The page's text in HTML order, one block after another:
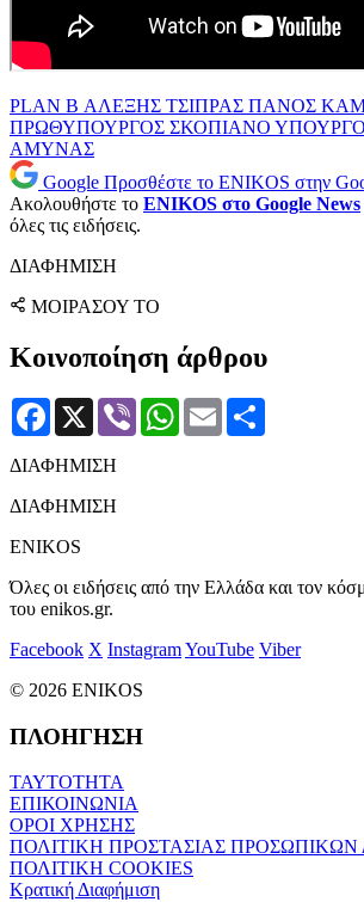
PLAN B ΑΛΕΞΗΣ ΤΣΙΠΡΑΣ ΠΑΝΟΣ
ΠΡΩΘΥΠΟΥΡΓΟΣ ΣΚΟΠΙΑΝΟ
ΑΜΥΝΑΣ
Google Προσθέστε το ENIKOS στην
Ακολουθήστε το ENIKOS στο Google News
όλες τις ειδήσεις.
ΔΙΑΦΗΜΙΣΗ
ΜΟΙΡΑΣΟΥ ΤΟ
Κοινοποίηση άρθρου
Facebook
X Viber WhatsApp
Email
ΔΙΑΦΗΜΙΣΗ
ΔΙΑΦΗΜΙΣΗ
ENIKOS
Όλες οι ειδήσεις από την Ελλάδα και τον
του enikos.gr.
Facebook X InstagramYouTube Viber
© 2026 ENIKOS
ΠΛΟΗΓΗΣΗ
ΤΑΥΤΟΤΗΤΑ
ΕΠΙΚΟΙΝΩΝΙΑ
ΟΡΟΙ ΧΡΗΣΗΣ
ΠΟΛΙΤΙΚΗ ΠΡΟΣΤΑΣΙΑΣ
ΠΟΛΙΤΙΚΗ COOKIES
Κρατική Διαφήμιση